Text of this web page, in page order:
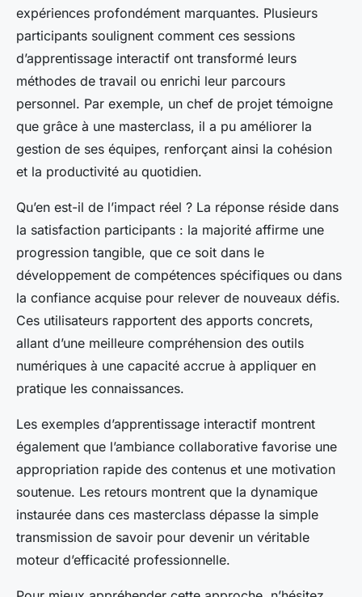
expériences profondément marquantes. Plusieurs
participants soulignent comment ces sessions
d’apprentissage interactif ont transformé leurs
méthodes de travail ou enrichi leur parcours
personnel. Par exemple, un chef de projet témoigne
que grâce à une masterclass, il a pu améliorer la
gestion de ses équipes, renforçant ainsi la cohésion
et la productivité au quotidien.
Qu’en est-il de l’impact réel ? La réponse réside dans
la satisfaction participants : la majorité affirme une
progression tangible, que ce soit dans le
développement de compétences spécifiques ou dans
la confiance acquise pour relever de nouveaux défis.
Ces utilisateurs rapportent des apports concrets,
allant d’une meilleure compréhension des outils
numériques à une capacité accrue à appliquer en
pratique les connaissances.
Les exemples d’apprentissage interactif montrent
également que l’ambiance collaborative favorise une
appropriation rapide des contenus et une motivation
soutenue. Les retours montrent que la dynamique
instaurée dans ces masterclass dépasse la simple
transmission de savoir pour devenir un véritable
moteur d’efficacité professionnelle.